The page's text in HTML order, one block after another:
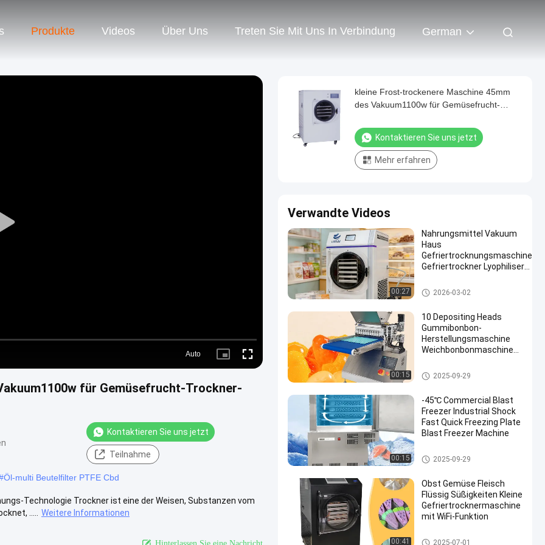
Produkte Videos Über Uns Treten Sie Mit Uns In Verbindung German
Play
Auto
Picture- Fullscreen
für Gemüsefrucht-Trockner-
Kontaktieren Sie uns jetzt
Teilnahme
Öl-multi Beutelfilter PTFE Cbd
Technologie Trockner ist eine der Weisen, Substanzen vom
.....
Weitere Informationen
Hinterlassen Sie eine Nachricht
kleine Frost-trockenere Maschine 45mm
des Vakuum1100w für Gemüsefrucht-
Kontaktieren Sie uns jetzt
Mehr erfahren
Verwandte Videos
00:27
Nahrungsmittel Vakuum
Haus
Gefriertrocknungsmaschine
Gefriertrockner Lyophiliser
Vakuumfrost-Trockner
2026-03-02
00:15
10 Depositing Heads
Gummibonbon-
Herstellungsmaschine
Weichbonbonmaschine
Vakuumfrost-Trockner
2025-09-29
00:15
-45℃ Commercial Blast
Freezer Industrial Shock
Fast Quick Freezing Plate
Blast Freezer Machine
Vakuumfrost-Trockner
2025-09-29
00:41
Obst Gemüse Fleisch
Flüssig Süßigkeiten Kleine
Gefriertrocknermaschine
mit WiFi-Funktion
Vakuumfrost-Trockner
2025-07-01